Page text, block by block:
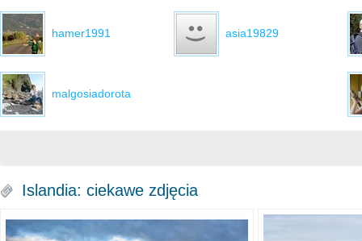
hamer1991
malgosiadorota
asia19829
Islandia: ciekawe zdjęcia